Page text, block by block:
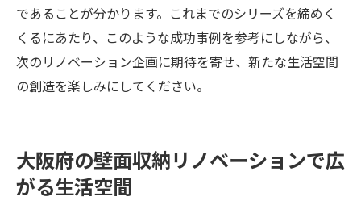
であることが分かります。これまでのシリーズを締めく
くるにあたり、このような成功事例を参考にしながら、
次のリノベーション企画に期待を寄せ、新たな生活空間
の創造を楽しみにしてください。
大阪府の壁面収納リノベーションで広
がる生活空間